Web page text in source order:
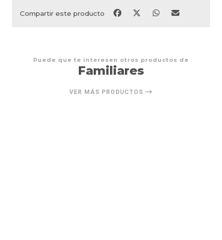
Compartir este producto
Puede que te interesen otros productos de
Familiares
VER MÁS PRODUCTOS